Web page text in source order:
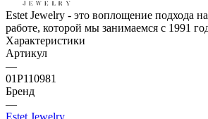
Estet Jewelry - это воплощение подхода
работе, которой мы занимаемся с 1991
Характеристики
Артикул
—
01Р110981
Бренд
—
Estet Jewelry